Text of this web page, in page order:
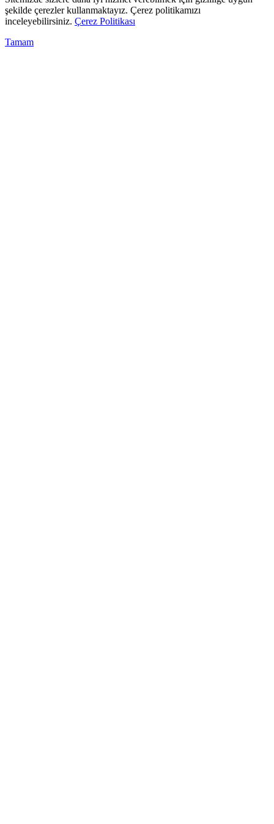
şekilde çerezler kullanmaktayız. Çerez politikamızı
inceleyebilirsiniz. Çerez Politikası
Tamam